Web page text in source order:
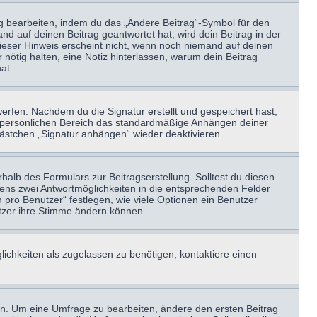
indem du das „Ändere Beitrag“-Symbol für den
auf deinen Beitrag geantwortet hat, wird dein Beitrag in der
Hinweis erscheint nicht, wenn noch niemand auf deinen
halten, eine Notiz hinterlassen, warum dein Beitrag
Nachdem du die Signatur erstellt und gespeichert hast,
Bereich das standardmäßige Anhängen deiner
„Signatur anhängen“ wieder deaktivieren.
des Formulars zur Beitragserstellung. Solltest du diesen
zwei Antwortmöglichkeiten in die entsprechenden Felder
Benutzer“ festlegen, wie viele Optionen ein Benutzer
ihre Stimme ändern können.
als zugelassen zu benötigen, kontaktiere einen
Um eine Umfrage zu bearbeiten, ändere den ersten Beitrag